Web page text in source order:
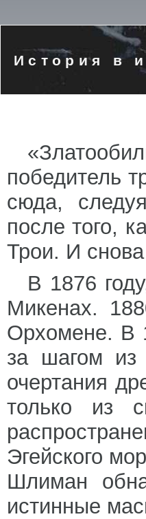
История в
победитель
сюда,
после того,
Трои. И
В 1876
Микенах.
Орхомене. В
за шагом из
очертания
только из
Эгейского
Шлиман
истинные